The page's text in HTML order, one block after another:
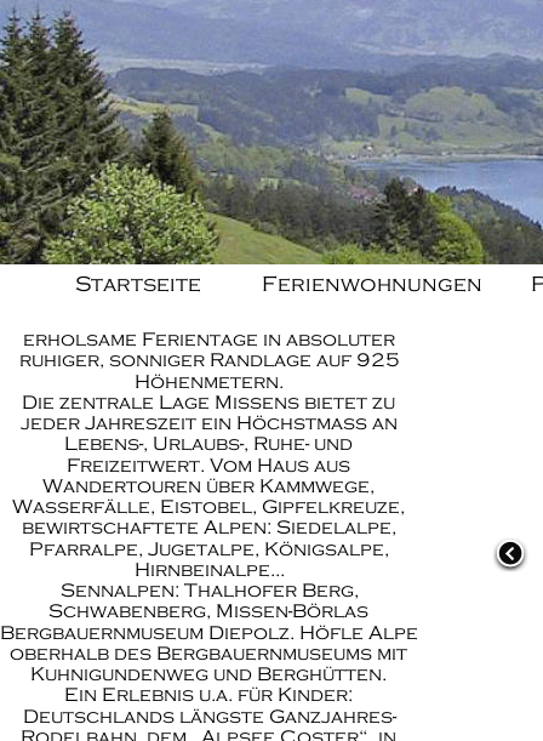
Startseite Ferienwohnungen
erholsame Ferientage in absoluter
ruhiger, sonniger Randlage auf 925
Höhenmetern.
Die zentrale Lage Missens bietet zu
jeder Jahreszeit ein Höchstmaß an
Lebens-, Urlaubs-, Ruhe- und
Freizeitwert. Vom Haus aus
Wandertouren über Kammwege,
Wasserfälle, Eistobel
, Gipfelkreuze,
bewirtschaftete Alpen: Siedelalpe
Pfarralpe
Jugetalpe Königsalpe
Hirnbeinalpe...
Sennalpen: Thalhofer Berg,
Schwabenberg, Missen-Börlas
Bergbauernmuseum Diepolz
Höfle Alpe
oberhalb des Bergbauernmuseums mit
Kuhnigundenweg﻿ und Berghütten.
Ein Erlebnis u.a. für Kinder:
Deutschlands längste Ganzjahres-
Rodelbahn, dem „Alpsee Coster“, in